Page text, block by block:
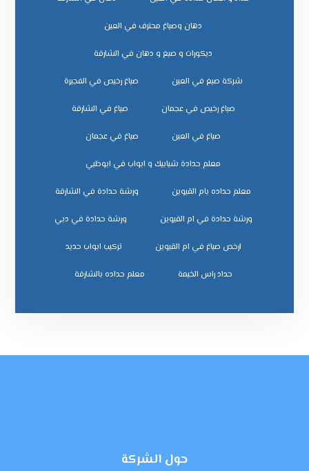
دهان وصباغ محترف في العين
ديكورات و صبغ و دهان في الشارقة
شركة صبغ في العين صباغ رخيص في الفجيرة
صباغ رخيص في عجمان صباغ في الشارقة
صباغ في العين صباغ في عجمان
معلم حدادة شبابيك و ابواب في ابوظبي
معلم حداده بام القيوين ورشة حدادة في الشارقة
ورشة حدادة في ام القيوين ورشة حدادة في دبي
ﺗﺮﻛﻴﺐ اﺑﻮاب ﺣﺪﻳﺪ
ﺣﺪاد راس اﻟﺨﻴﻤﺔ ﻣﻌﻠﻢ ﺣﺪاده ﺑﺎﻟﺸﺎرﻗﺔ
حول الشركة